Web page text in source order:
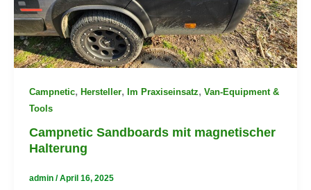
Campnetic, Hersteller, Im Praxiseinsatz, Van-Equipment &
Tools
Campnetic Sandboards mit magnetischer
Halterung
admin /April 16, 2025